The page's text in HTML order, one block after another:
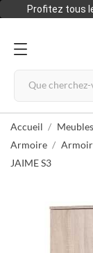
Profitez tous
Accueil Meubles
Armoire
JAIME S3